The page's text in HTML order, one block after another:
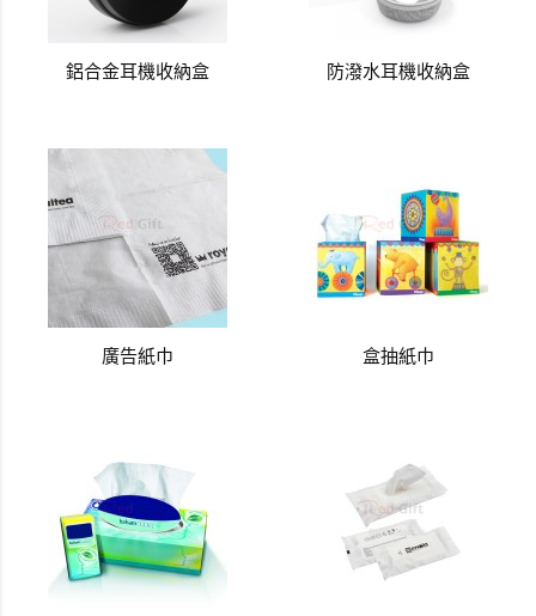
鋁合金耳機收納盒 防潑水耳機收納盒
廣告紙巾 盒抽紙巾